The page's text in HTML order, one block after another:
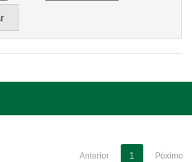
Anterior 1 Póximo